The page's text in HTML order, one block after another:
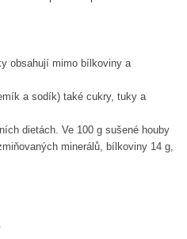
obsahují mimo bílkoviny a
a sodík) také cukry, tuky a
dietách. Ve 100 g sušené houby
minerálů, bílkoviny 14 g,